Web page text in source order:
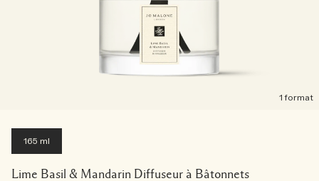
1 format
165 ml
Lime Basil & Mandarin Diffuseur à Bâtonnets